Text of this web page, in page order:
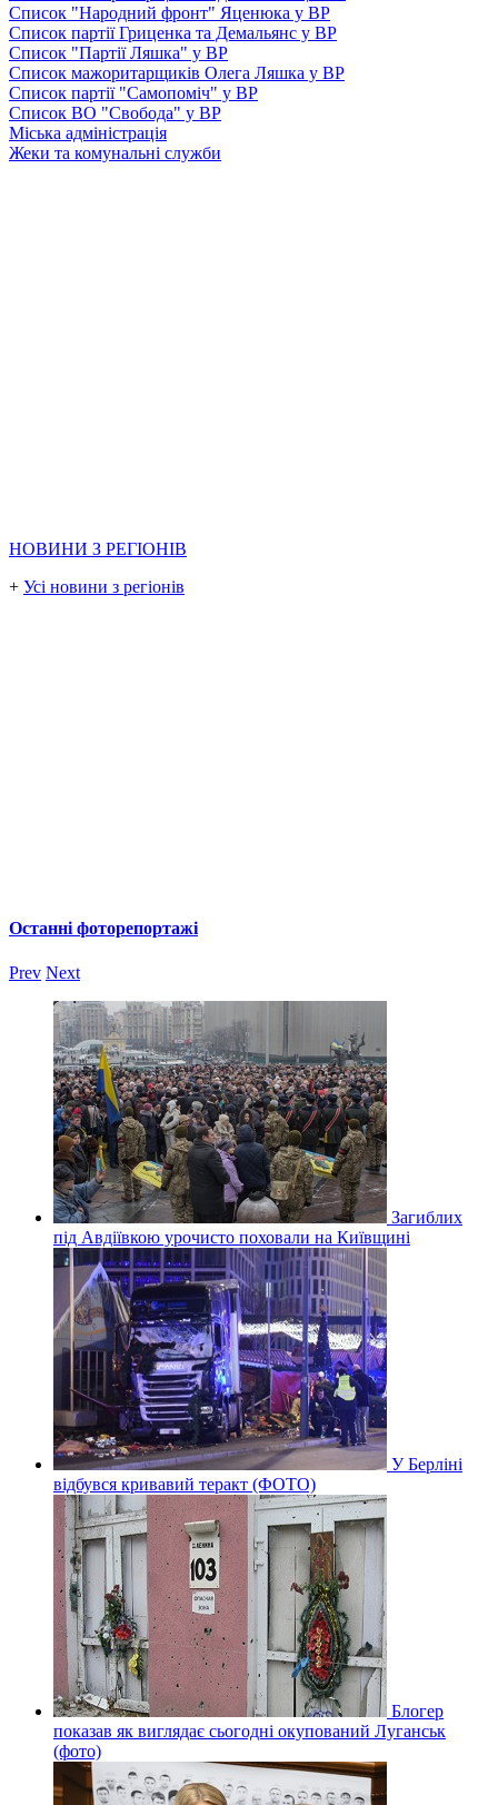
Список "Народний фронт" Яценюка у ВР
Список партії Гриценка та Демальянс у ВР
Список "Партії Ляшка" у ВР
Список мажоритарщиків Олега Ляшка у ВР
Список партії "Самопоміч" у ВР
Список ВО "Свобода" у ВР
Міська адміністрація
Жеки та комунальні служби
НОВИНИ З РЕГІОНІВ
+ Усі новини з регіонів
Останні фоторепортажі
Prev Next
Загиблих
під Авдіївкою урочисто поховали на Київщині
У Берліні
відбувся кривавий теракт (ФОТО)
Блогер
показав як виглядає сьогодні окупований Луганськ
(фото)